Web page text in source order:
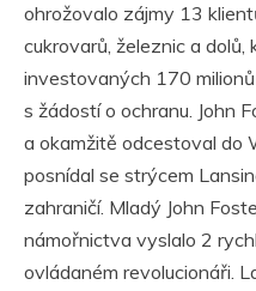
ohrožovalo zájmy 13
cukrovarů, železnic a dolů,
investovaných 170
s žádostí o ochranu. John
a okamžitě odcestoval do
posnídal se strýcem
zahraničí. Mladý John
námořnictva vyslalo 2
ovládaném revolucionáři.